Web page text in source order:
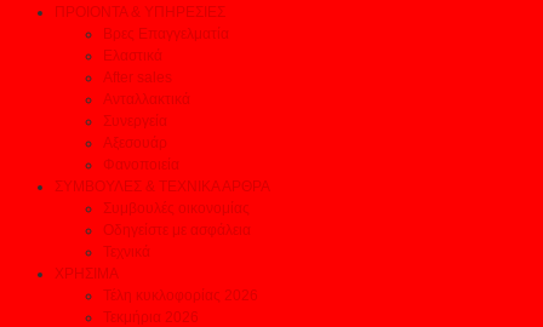
ΠΡΟΙΟΝΤΑ & ΥΠΗΡΕΣΙΕΣ
Βρες Επαγγελματία
Ελαστικά
After sales
Ανταλλακτικά
Συνεργεία
Αξεσουάρ
Φανοποιεία
ΣΥΜΒΟΥΛΕΣ & ΤΕΧΝΙΚΑ ΑΡΘΡΑ
Συμβουλές οικονομίας
Οδηγείστε με ασφάλεια
Τεχνικά
ΧΡΗΣΙΜΑ
Τέλη κυκλοφορίας 2026
Τεκμήρια 2026